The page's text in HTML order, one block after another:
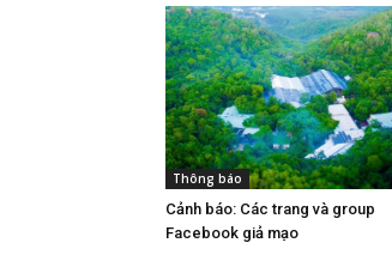
Thông báo
Cảnh báo: Các trang và group
Facebook giả mạo